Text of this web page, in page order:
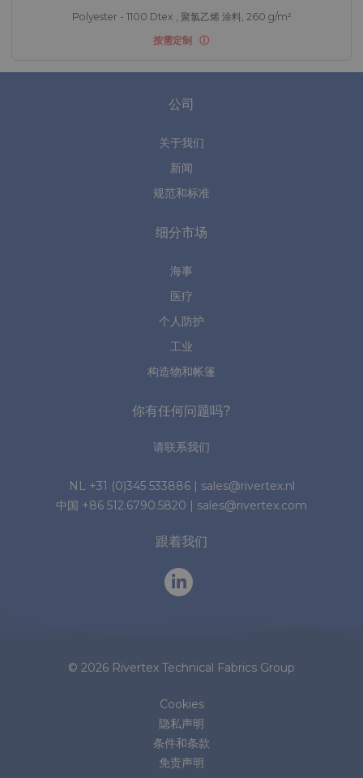
Polyester - 1100 Dtex , 聚氯乙烯 涂料, 260 g/m²
按需定制
公司
关于我们
新闻
规范和标准
细分市场
海事
医疗
个人防护
工业
构造物和帐篷
你有任何问题吗?
请联系我们
NL +31 (0)345 533886| sales@rivertex.nl
中国 +86 512.6790.5820 | sales@rivertex.com
跟着我们
© 2026 Rivertex Technical Fabrics Group
Cookies
隐私声明
条件和条款
免责声明